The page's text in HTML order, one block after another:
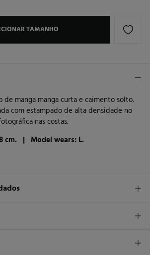
TAMANHO
de manga manga curta e caimento solto.
com estampado de alta densidade no
nas costas.
cm. | Model wears: L.